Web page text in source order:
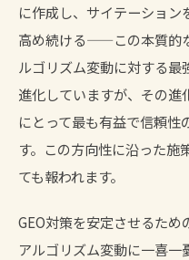
に作成し、サイテーショ
高め続ける——この本質的
ルゴリズム変動に対する最
進化していますが、その進
にとって最も有益で信頼
す。この方向性に沿った施
ても報われます。
GEO対策を安定させるた
アルゴリズム変動に一喜